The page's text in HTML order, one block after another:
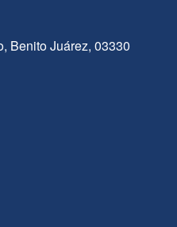
Benito Juárez, 03330